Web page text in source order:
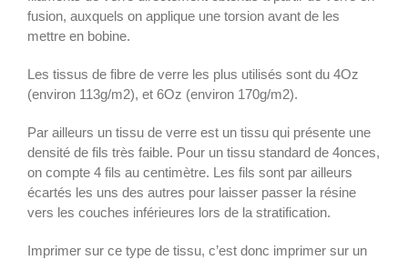
fusion, auxquels on applique une torsion avant de les
mettre en bobine.
Les tissus de fibre de verre les plus utilisés sont du 4Oz
(environ 113g/m2), et 6Oz (environ 170g/m2).
Par ailleurs un tissu de verre est un tissu qui présente une
densité de fils très faible. Pour un tissu standard de 4onces,
on compte 4 fils au centimètre. Les fils sont par ailleurs
écartés les uns des autres pour laisser passer la résine
vers les couches inférieures lors de la stratification.
Imprimer sur ce type de tissu, c’est donc imprimer sur un